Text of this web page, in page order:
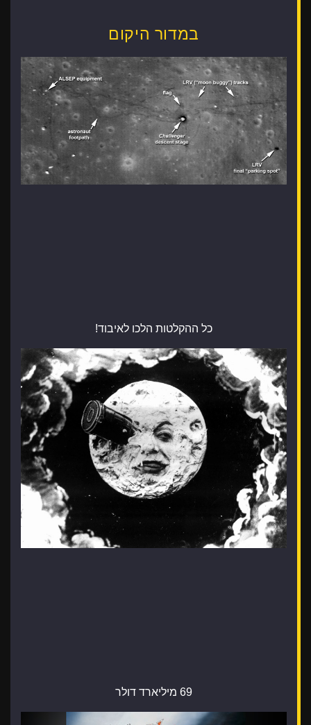
במדור היקום
כל ההקלטות הלכו לאיבוד!
69 מיליארד דולר